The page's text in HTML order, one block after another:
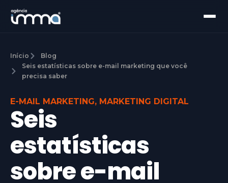
Início
Blog
Seis estatísticas sobre e-mail marketing que você
precisa saber
E-MAIL MARKETING, MARKETING DIGITAL
Seis
estatísticas
sobre e-mail